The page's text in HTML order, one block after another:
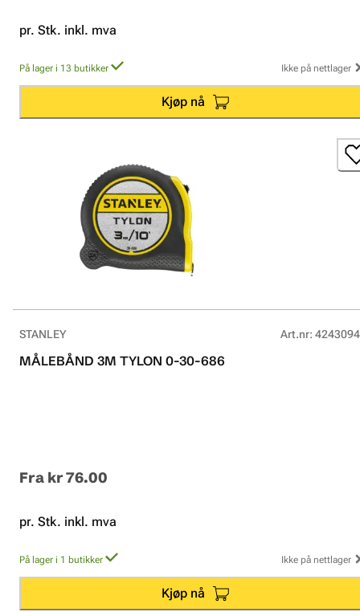
pr. Stk. inkl. mva
På lager i 13 butikker Ikke på nettlager
Kjøp nå
STANLEY Art.nr:
MÅLEBÅND 3M TYLON 0-30-686
Fra kr 76.00
pr. Stk. inkl. mva
På lager i 1 butikker Ikke på nettlager
Kjøp nå